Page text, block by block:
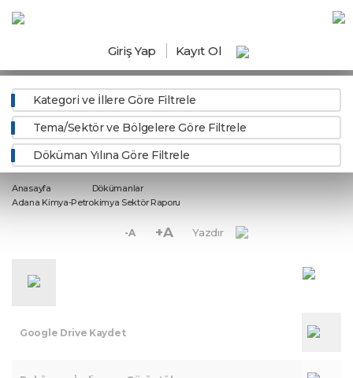
Giriş Yap Kayıt Ol
Kategori ve İllere Göre Filtrele
Tema/Sektör ve Bölgelere Göre Filtrele
Döküman Yılına Göre Filtrele
Anasayfa
Dökümanlar
Adana Kimya-Petrokimya Sektör Raporu
-A +A Yazdır
Google Drive Kaydet